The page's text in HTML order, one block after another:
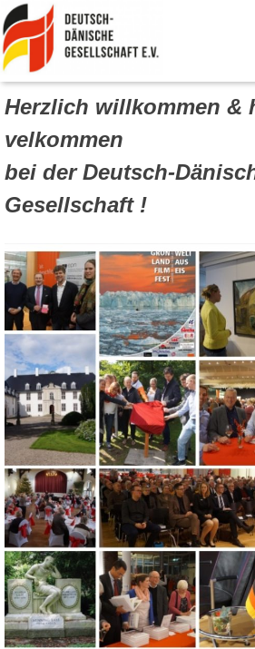
Skip
toDeutsch-Dänische Gesellschaft Kiel
für eine bessere Völkerverständigung
Herzlich willkommen &
velkommen
bei der Deutsch-
Gesellschaft !